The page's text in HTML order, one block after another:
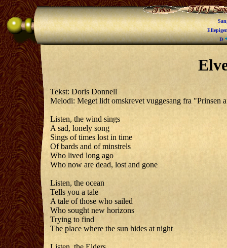
D
Tekst: Doris Donnell
Melodi: Meget lidt omskrevet vuggesang fra "Prinsen
Listen, the wind sings
A sad, lonely song
Sings of times lost in time
Of bards and of minstrels
Who lived long ago
Who now are dead, lost and gone
Listen, the ocean
Tells you a tale
A tale of those who sailed
Who sought new horizons
Trying to find
The place where the sun hides at night